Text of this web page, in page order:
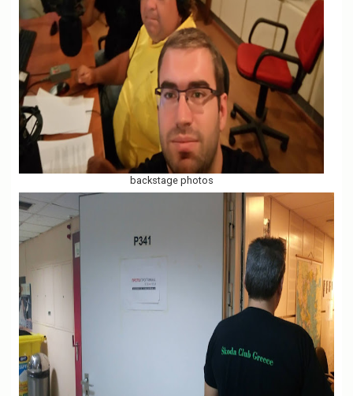
backstage photos